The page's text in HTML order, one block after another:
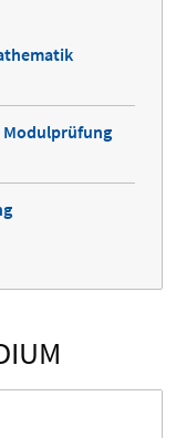
Modulprüfung